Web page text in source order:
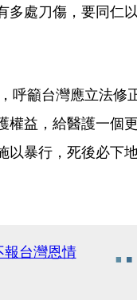
多處刀傷，要同仁
呼籲台灣應立法修
權益，給醫護一個
暴行，死後必下地
台灣恩情